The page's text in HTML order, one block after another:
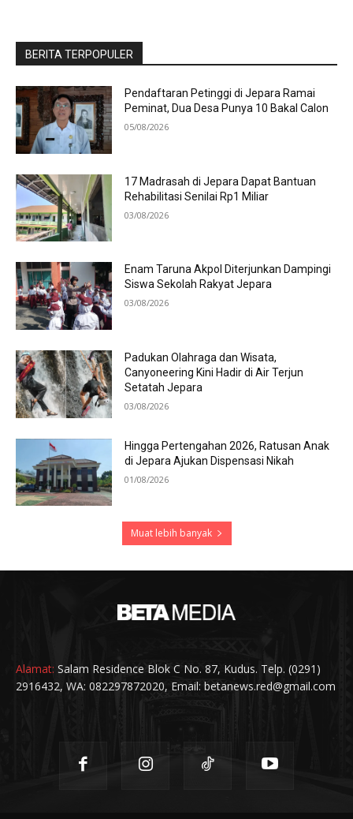
BERITA TERPOPULER
Pendaftaran Petinggi di Jepara Ramai
Peminat, Dua Desa Punya 10 Bakal Calon
05/08/2026
17 Madrasah di Jepara Dapat Bantuan
Rehabilitasi Senilai Rp1 Miliar
03/08/2026
Enam Taruna Akpol Diterjunkan Dampingi
Siswa Sekolah Rakyat Jepara
03/08/2026
Padukan Olahraga dan Wisata,
Canyoneering Kini Hadir di Air Terjun
Setatah Jepara
03/08/2026
Hingga Pertengahan 2026, Ratusan Anak
di Jepara Ajukan Dispensasi Nikah
01/08/2026
Muat lebih banyak
Alamat: Salam Residence Blok C No. 87, Kudus. Telp. (0291)
2916432, WA: 082297872020, Email: betanews.red@gmail.com